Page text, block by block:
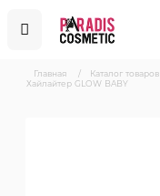
Главная / Каталог товаров
Хайлайтер GLOW BABY